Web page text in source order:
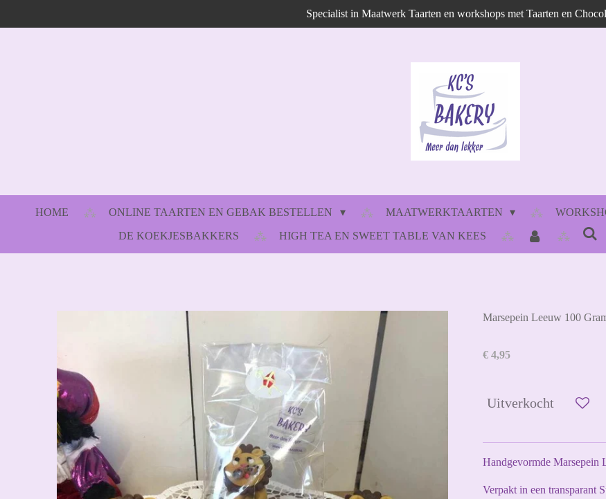
direct
Specialist in Maatwerk Taarten en workshops met Taarten en
HOME ONLINE TAARTEN EN GEBAK BESTELLEN MAATWERKTAARTEN
DE KOEKJESBAKKERS
HIGH TEA EN SWEET TABLE VAN KEES
Marsepein Leeuw 100
€ 4,95
Uitverkocht
Handgevormde Marsepein
Verpakt in een transparant